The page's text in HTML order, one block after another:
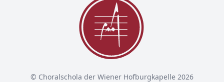
© Choralschola der Wiener Hofburgkapelle 2026